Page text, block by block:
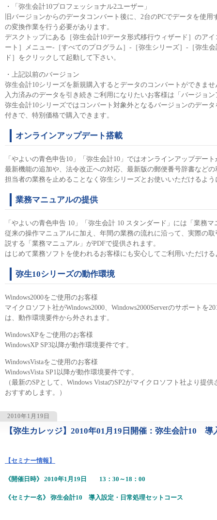
・「弥生会計10プロフェッショナル2ユーザー」
旧バージョンからのデータコンバート後に、2台のPCでデータを使
の変換作業を行う必要があります。
デスクトップにある［弥生会計10データ形式移行ウィザード］のア
ート］メニュー-［すべてのプログラム］-［弥生シリーズ］-［弥生
ド］をクリックして起動して下さい。
・上記以前のバージョン
弥生会計10シリーズを新規購入するとデータのコンバートができませ
入力済みのデータを引き続きご利用になりたいお客様は「バージョ
弥生会計10シリーズではコンバート対象外となるバージョンのデー
付きで、特別価格で購入できます。
オンラインアップデート搭載
「やよいの青色申告10」「弥生会計10」ではオンラインアップデー
最新機能の追加や、法令改正への対応、最新版の郵便番号辞書など
担当者の業務を止めることなく弥生シリーズとお使いいただけるよ
業務マニュアルの提供
「やよいの青色申告 10」「弥生会計 10 スタンダード」には「業務
従来の操作マニュアルに加え、年間の業務の流れに沿って、実際の
説する「業務マニュアル」がPDFで提供されます。
はじめて業務ソフトを使われるお客様にも安心してご利用いただけ
弥生10シリーズの動作環境
Windows2000をご使用のお客様
マイクロソフト社がWindows2000、Windows2000Serverのサポートを
は、動作環境要件から外されます。
WindowsXPをご使用のお客様
WindowsXP SP3以降が動作環境要件です。
WindowsVistaをご使用のお客様
WindowsVista SP1以降が動作環境要件です。
（最新のSPとして、Windows VistaのSP2がマイクロソフト社より提
おすすめします。）
2010年1月19日
【弥生カレッジ】2010年01月19日開催：弥生会計10
【セミナー情報】
《開催日時》 2010年1月19日 13：30～18：00
《セミナー名》 弥生会計10 導入設定・日常処理セットコース